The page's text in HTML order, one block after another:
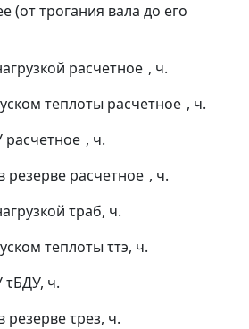
трогания вала до его
расчетное , ч.
теплоты расчетное , ч.
, ч.
расчетное , ч.
τраб, ч.
теплоты τтэ, ч.
τБДУ, ч.
резервеτрез, ч.